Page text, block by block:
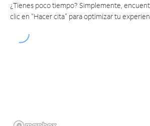
¿Tienes poco tiempo? Simplemente,
clic en "Hacer cita" para optimizar tu